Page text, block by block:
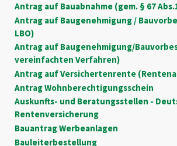
Antrag auf Bauabnahme (gem. § 67
Antrag auf Baugenehmigung /
LBO)
Antrag auf Baugenehmigung/
vereinfachten Verfahren)
Antrag auf Versichertenrente
Antrag Wohnberechtigungsschein
Auskunfts- und Beratungsstellen -
Rentenversicherung
Bauantrag Werbeanlagen
Bauleiterbestellung